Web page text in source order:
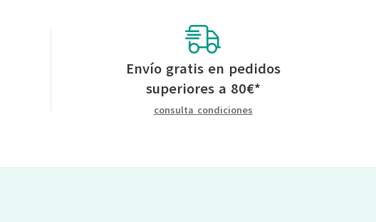
Envío gratis en pedidos
superiores a 80€*
consulta condiciones